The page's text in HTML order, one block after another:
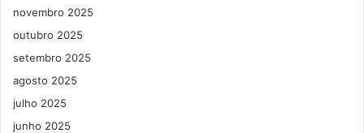
novembro 2025
outubro 2025
setembro 2025
agosto 2025
julho 2025
junho 2025